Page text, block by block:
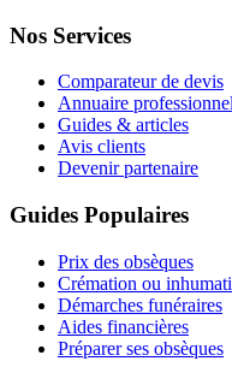
Nos Services
Comparateur de devis
Annuaire professionnel
Guides & articles
Avis clients
Devenir partenaire
Guides Populaires
Prix des obsèques
Crémation ou
Démarches funéraires
Aides financières
Préparer ses obsèques